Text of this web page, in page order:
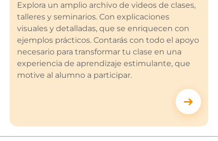
Explora un amplio archivo de videos de clases,
talleres y seminarios. Con explicaciones
visuales y detalladas, que se enriquecen con
ejemplos prácticos. Contarás con todo el apoyo
necesario para transformar tu clase en una
experiencia de aprendizaje estimulante, que
motive al alumno a participar.